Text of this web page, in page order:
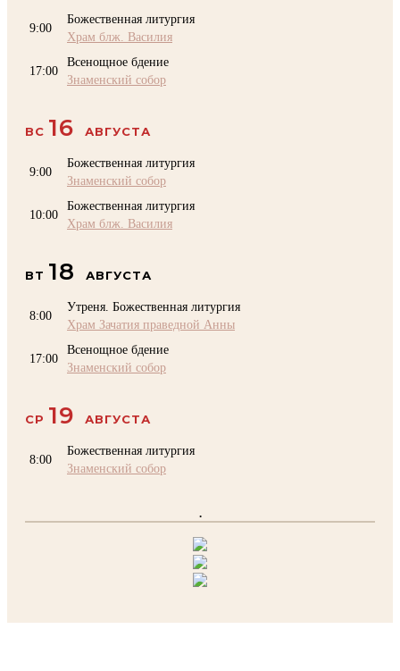
9:00
Божественная литургия
Храм блж. Василия
17:00
Всенощное бдение
Знаменский собор
ВС 16 АВГУСТА
9:00
Божественная литургия
Знаменский собор
10:00
Божественная литургия
Храм блж. Василия
ВТ 18 АВГУСТА
8:00
Утреня. Божественная литургия
Храм Зачатия праведной Анны
17:00
Всенощное бдение
Знаменский собор
СР 19 АВГУСТА
8:00
Божественная литургия
Знаменский собор
.